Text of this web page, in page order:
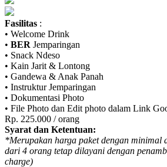
Fasilitas :
• Welcome Drink
• BER Jemparingan
• Snack Ndeso
• Kain Jarit & Lontong
• Gandewa & Anak Panah
• Instruktur Jemparingan
• Dokumentasi Photo
• File Photo dan Edit photo dalam Link
Rp. 225.000 / orang
Syarat dan Ketentuan:
*Merupakan harga paket dengan
dari 4 orang tetap dilayani dengan
charge)